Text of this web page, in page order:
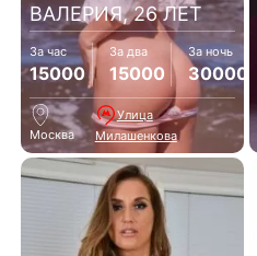
ВАЛЕРИЯ, 26 ЛЕТ
За час
15000
За два
15000
За ночь
30000
Москва
Улица
Милашенкова